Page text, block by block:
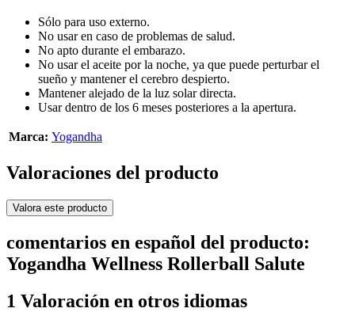
Sólo para uso externo.
No usar en caso de problemas de salud.
No apto durante el embarazo.
No usar el aceite por la noche, ya que puede perturbar el
sueño y mantener el cerebro despierto.
Mantener alejado de la luz solar directa.
Usar dentro de los 6 meses posteriores a la apertura.
Marca: Yogandha
Valoraciones del producto
Valora este producto
comentarios en español del producto:
Yogandha Wellness Rollerball Salute
1 Valoración en otros idiomas